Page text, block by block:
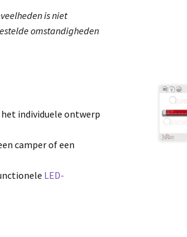
is niet
omstandigheden
individuele ontwerp
camper of een
LED-